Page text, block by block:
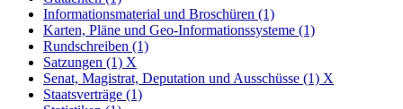
Informationsmaterial und Broschüren (1)
Karten, Pläne und Geo-Informationssysteme (1)
Rundschreiben (1)
Satzungen (1) X
Senat, Magistrat, Deputation und Ausschüsse (1) X
Staatsverträge (1)